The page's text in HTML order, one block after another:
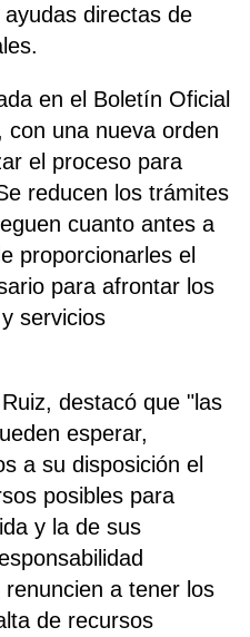
directas de
en el Boletín Oficial
con una nueva orden
el proceso para
reducen los trámites
cuanto antes a
proporcionarles el
para afrontar los
servicios
destacó que "las
esperar,
a su disposición el
posibles para
y la de sus
a tener los
de recursos